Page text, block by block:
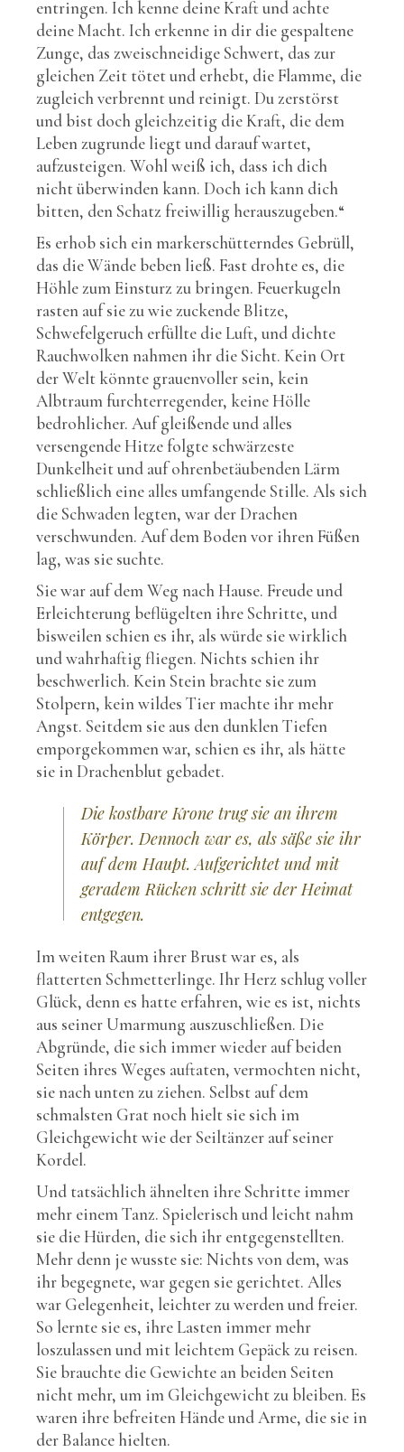
entringen. Ich kenne deine Kraft und achte
deine Macht. Ich erkenne in dir die gespaltene
Zunge, das zweischneidige Schwert, das zur
gleichen Zeit tötet und erhebt, die Flamme, die
zugleich verbrennt und reinigt. Du zerstörst
und bist doch gleichzeitig die Kraft, die dem
Leben zugrunde liegt und darauf wartet,
aufzusteigen. Wohl weiß ich, dass ich dich
nicht überwinden kann. Doch ich kann dich
bitten, den Schatz freiwillig herauszugeben.“
Es erhob sich ein markerschütterndes Gebrüll,
das die Wände beben ließ. Fast drohte es, die
Höhle zum Einsturz zu bringen. Feuerkugeln
rasten auf sie zu wie zuckende Blitze,
Schwefelgeruch erfüllte die Luft, und dichte
Rauchwolken nahmen ihr die Sicht. Kein Ort
der Welt könnte grauenvoller sein, kein
Albtraum furchterregender, keine Hölle
bedrohlicher. Auf gleißende und alles
versengende Hitze folgte schwärzeste
Dunkelheit und auf ohrenbetäubenden Lärm
schließlich eine alles umfangende Stille. Als sich
die Schwaden legten, war der Drachen
verschwunden. Auf dem Boden vor ihren Füßen
lag, was sie suchte.
Sie war auf dem Weg nach Hause. Freude und
Erleichterung beflügelten ihre Schritte, und
bisweilen schien es ihr, als würde sie wirklich
und wahrhaftig fliegen. Nichts schien ihr
beschwerlich. Kein Stein brachte sie zum
Stolpern, kein wildes Tier machte ihr mehr
Angst. Seitdem sie aus den dunklen Tiefen
emporgekommen war, schien es ihr, als hätte
sie in Drachenblut gebadet.
Die kostbare Krone trug sie an ihrem
Körper. Dennoch war es, als säße sie ihr
auf dem Haupt. Aufgerichtet und mit
geradem Rücken schritt sie der Heimat
entgegen.
Im weiten Raum ihrer Brust war es, als
flatterten Schmetterlinge. Ihr Herz schlug voller
Glück, denn es hatte erfahren, wie es ist, nichts
aus seiner Umarmung auszuschließen. Die
Abgründe, die sich immer wieder auf beiden
Seiten ihres Weges auftaten, vermochten nicht,
sie nach unten zu ziehen. Selbst auf dem
schmalsten Grat noch hielt sie sich im
Gleichgewicht wie der Seiltänzer auf seiner
Kordel.
Und tatsächlich ähnelten ihre Schritte immer
mehr einem Tanz. Spielerisch und leicht nahm
sie die Hürden, die sich ihr entgegenstellten.
Mehr denn je wusste sie: Nichts von dem, was
ihr begegnete, war gegen sie gerichtet. Alles
war Gelegenheit, leichter zu werden und freier.
So lernte sie es, ihre Lasten immer mehr
loszulassen und mit leichtem Gepäck zu reisen.
Sie brauchte die Gewichte an beiden Seiten
nicht mehr, um im Gleichgewicht zu bleiben. Es
waren ihre befreiten Hände und Arme, die sie in
der Balance hielten.